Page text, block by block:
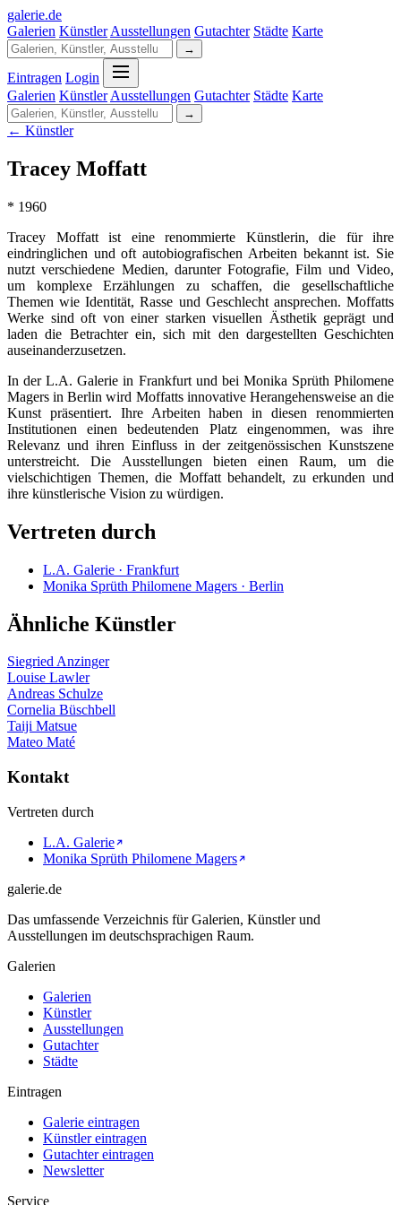
galerie.de
Galerien Künstler Ausstellungen Gutachter Städte Karte
→
Eintragen Login
Galerien Künstler Ausstellungen Gutachter Städte Karte
→
← Künstler
Tracey Moffatt
* 1960
Tracey Moffatt ist eine renommierte Künstlerin, die für ihre
eindringlichen und oft autobiografischen Arbeiten bekannt ist. Sie
nutzt verschiedene Medien, darunter Fotografie, Film und Video,
um komplexe Erzählungen zu schaffen, die gesellschaftliche
Themen wie Identität, Rasse und Geschlecht ansprechen. Moffatts
Werke sind oft von einer starken visuellen Ästhetik geprägt und
laden die Betrachter ein, sich mit den dargestellten Geschichten
auseinanderzusetzen.
In der L.A. Galerie in Frankfurt und bei Monika Sprüth Philomene
Magers in Berlin wird Moffatts innovative Herangehensweise an die
Kunst präsentiert. Ihre Arbeiten haben in diesen renommierten
Institutionen einen bedeutenden Platz eingenommen, was ihre
Relevanz und ihren Einfluss in der zeitgenössischen Kunstszene
unterstreicht. Die Ausstellungen bieten einen Raum, um die
vielschichtigen Themen, die Moffatt behandelt, zu erkunden und
ihre künstlerische Vision zu würdigen.
Vertreten durch
L.A. Galerie · Frankfurt
Monika Sprüth Philomene Magers · Berlin
Ähnliche Künstler
Siegried Anzinger
Louise Lawler
Andreas Schulze
Cornelia Büschbell
Taiji Matsue
Mateo Maté
Kontakt
Vertreten durch
L.A. Galerie
Monika Sprüth Philomene Magers
galerie.de
Das umfassende Verzeichnis für Galerien, Künstler und
Ausstellungen im deutschsprachigen Raum.
Galerien
Galerien
Künstler
Ausstellungen
Gutachter
Städte
Eintragen
Galerie eintragen
Künstler eintragen
Gutachter eintragen
Newsletter
Service